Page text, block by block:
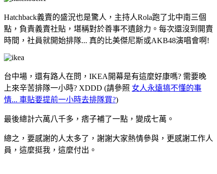
Hatchback義賣的盛況也是驚人，主持人Rola跑了北中南三個
點，負責義賣社貼，堪稱對於善事不遺餘力。每次還沒到開賣
時間，社員就開始排隊... 真的比美傑尼斯或AKB48演唱會啊!
台中場，還有路人在問，IKEA開幕是有這麼好康嗎? 需要晚
上來辛苦排隊一小時? XDDD (請參照 女人永遠搞不懂的事
情... 車貼要提前一小時去排隊買?)
最後總計六萬八千多，痞子補了一點，變成七萬。
總之，要感謝的人太多了，謝謝大家熱情參與，更感謝工作人
員，這麼挺我，這麼付出。